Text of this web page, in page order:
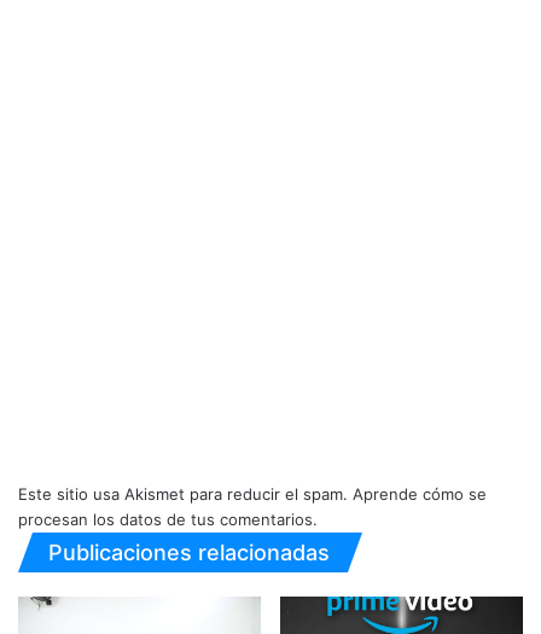
Este sitio usa Akismet para reducir el spam. Aprende cómo se
procesan los datos de tus comentarios.
Publicaciones relacionadas